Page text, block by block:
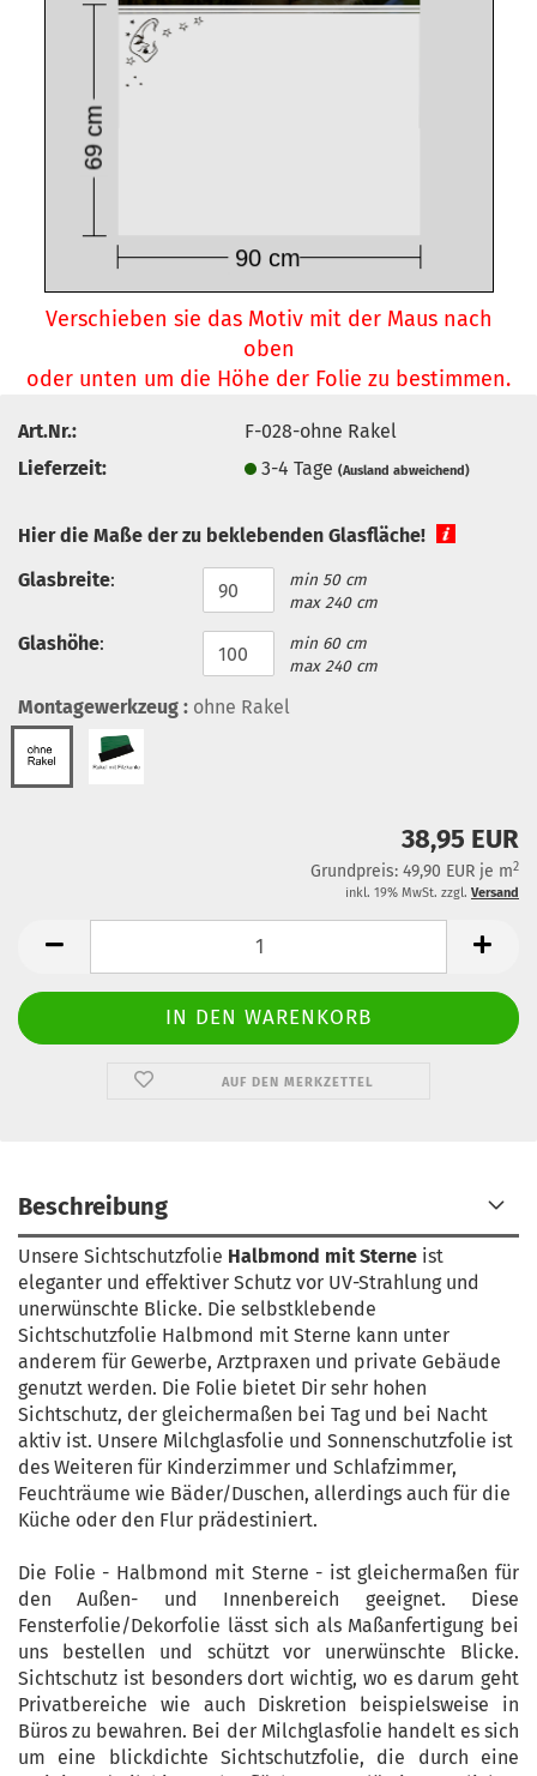
Verschieben sie das Motiv mit der Maus nach
oben
oder unten um die Höhe der Folie zu bestimmen.
Art.Nr.:
F-028-ohne Rakel
Lieferzeit:
3-4 Tage(Ausland abweichend)
Hier die Maße der zu beklebenden Glasfläche!
Glasbreite:
min 50 cm
max 240 cm
Glashöhe:
min 60 cm
max 240 cm
Montagewerkzeug : ohne Rakel
38,95 EUR
Grundpreis: 49,90 EUR je m2
inkl. 19% MwSt. zzgl. Versand
AUF DEN MERKZETTEL
Beschreibung
Unsere Sichtschutzfolie Halbmond mit Sterne ist
eleganter und effektiver Schutz vor UV-Strahlung und
unerwünschte Blicke. Die selbstklebende
Sichtschutzfolie Halbmond mit Sterne kann unter
anderem für Gewerbe, Arztpraxen und private Gebäude
genutzt werden. Die Folie bietet Dir sehr hohen
Sichtschutz, der gleichermaßen bei Tag und bei Nacht
aktiv ist. Unsere Milchglasfolie und Sonnenschutzfolie ist
des Weiteren für Kinderzimmer und Schlafzimmer,
Feuchträume wie Bäder/Duschen, allerdings auch für die
Küche oder den Flur prädestiniert.
Die Folie - Halbmond mit Sterne - ist gleichermaßen für
den Außen- und Innenbereich geeignet. Diese
Fensterfolie/Dekorfolie lässt sich als Maßanfertigung bei
uns bestellen und schützt vor unerwünschte Blicke.
Sichtschutz ist besonders dort wichtig, wo es darum geht
Privatbereiche wie auch Diskretion beispielsweise in
Büros zu bewahren. Bei der Milchglasfolie handelt es sich
um eine blickdichte Sichtschutzfolie, die durch eine